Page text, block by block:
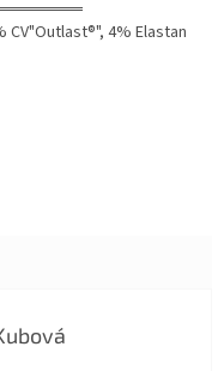
CV"Outlast®", 4% Elastan
hvězdiček.